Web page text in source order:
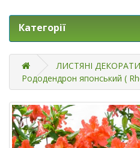
Категорії
ЛИСТЯНІ
Рододендрон японський (